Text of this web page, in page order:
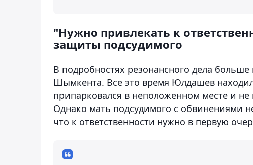
"Нужно привлекать к
защиты подсудимого
В подробностях резонансного дела
Шымкента. Все это время Юлдашев
припарковался в неположенном месте и
Однако мать подсудимого с обвинениями
что к ответственности нужно в первую